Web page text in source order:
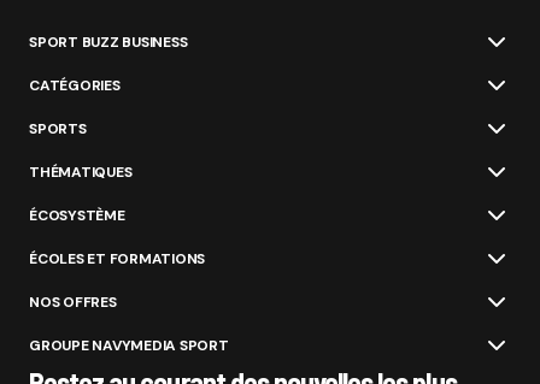
SPORT BUZZ BUSINESS
CATÉGORIES
SPORTS
THÉMATIQUES
ÉCOSYSTÈME
ÉCOLES ET FORMATIONS
NOS OFFRES
GROUPE NAVYMEDIA SPORT